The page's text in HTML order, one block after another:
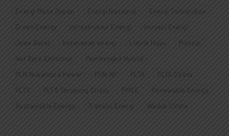
Energi Masa Depan
Energi Nasional
Energi Terbarukan
Green Energy
Infrastruktur Energi
Inovasi Energi
Jawa Barat
ketahanan energi Listrik Hijau
Masdar
Net Zero Emission
Pembangkit Hybrid
PLN Nusantara Power
PLN-NP PLTA
PLTA Cirata
PLTS
PLTS Terapung Cirata PMSE
Renewable Energy
Sustainable Energy
Transisi Energi Waduk Cirata